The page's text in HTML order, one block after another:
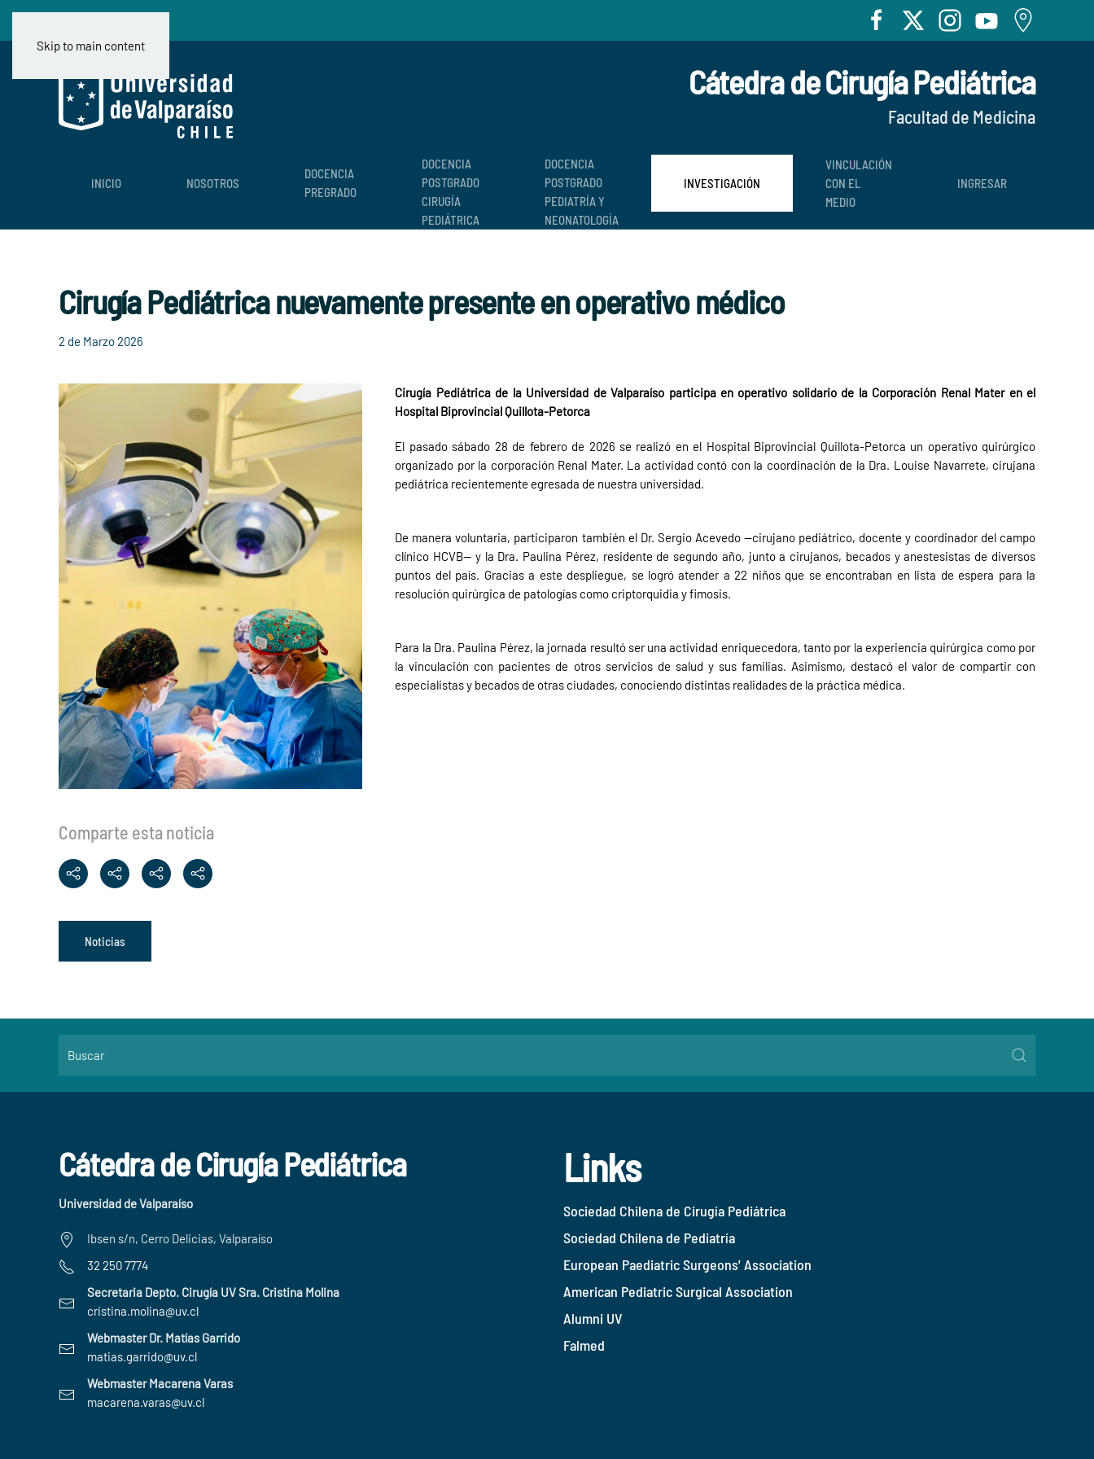
Skip to main content
Cátedra de Cirugía Pediátrica
Facultad de Medicina
INICIO NOSOTROS
DOCENCIA
PREGRADO
DOCENCIA
POSTGRADO
CIRUGÍA
PEDIÁTRICA
DOCENCIA
POSTGRADO
PEDIATRÍA Y
NEONATOLOGÍA
INVESTIGACIÓN
VINCULACIÓN
CON EL
MEDIO
INGRESAR
Cirugía Pediátrica nuevamente presente en operativo médico
2 de Marzo 2026
Comparte esta noticia
Cirugía Pediátrica de la Universidad de Valparaíso participa en operativo solidario de la Corporación Renal Mater en el
Hospital Biprovincial Quillota-Petorca
El pasado sábado 28 de febrero de 2026 se realizó en el Hospital Biprovincial Quillota-Petorca un operativo quirúrgico
organizado por la corporación Renal Mater. La actividad contó con la coordinación de la Dra. Louise Navarrete, cirujana
pediátrica recientemente egresada de nuestra universidad.
De manera voluntaria, participaron también el Dr. Sergio Acevedo —cirujano pediátrico, docente y coordinador del campo
clínico HCVB— y la Dra. Paulina Pérez, residente de segundo año, junto a cirujanos, becados y anestesistas de diversos
puntos del país. Gracias a este despliegue, se logró atender a 22 niños que se encontraban en lista de espera para la
resolución quirúrgica de patologías como criptorquidia y fimosis.
Para la Dra. Paulina Pérez, la jornada resultó ser una actividad enriquecedora, tanto por la experiencia quirúrgica como por
la vinculación con pacientes de otros servicios de salud y sus familias. Asimismo, destacó el valor de compartir con
especialistas y becados de otras ciudades, conociendo distintas realidades de la práctica médica.
Noticias
Cátedra de Cirugía Pediátrica
Universidad de Valparaíso
Ibsen s/n, Cerro Delicias, Valparaíso
32 250 7774
Secretaria Depto. Cirugía UV Sra. Cristina Molina
cristina.molina@uv.cl
Webmaster Dr. Matías Garrido
matias.garrido@uv.cl
Webmaster Macarena Varas
macarena.varas@uv.cl
Links
Sociedad Chilena de Cirugía Pediátrica
Sociedad Chilena de Pediatría
European Paediatric Surgeons' Association
American Pediatric Surgical Association
Alumni UV
Falmed